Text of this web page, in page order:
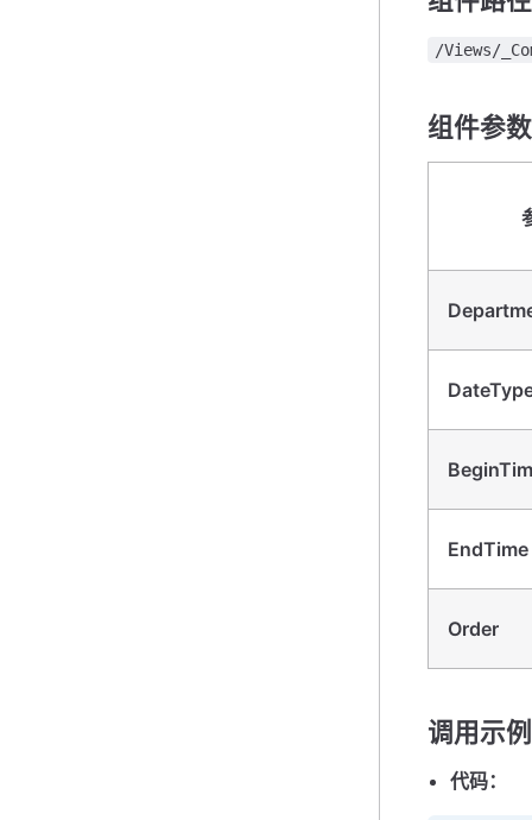
/Views/
组件参数
EndTime
Order
调用示例
代码：